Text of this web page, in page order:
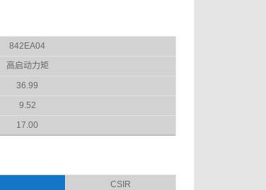
842EA04
高启动力矩
36.99
9.52
17.00
CSIR